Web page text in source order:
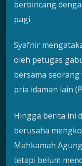
berbincang
pagi.
Syafnir
oleh petugas
bersama
pria idaman lain
Hingga berita ini
berusaha
Mahkamah
tetapi belum